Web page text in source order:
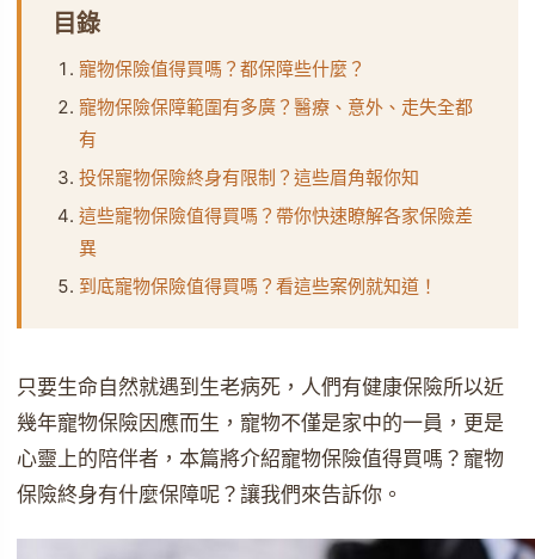
目錄
寵物保險值得買嗎？都保障些什麼？
寵物保險保障範圍有多廣？醫療、意外、走失全都
有
投保寵物保險終身有限制？這些眉角報你知
這些寵物保險值得買嗎？帶你快速瞭解各家保險差
異
到底寵物保險值得買嗎？看這些案例就知道！
只要生命自然就遇到生老病死，人們有健康保險所以近
幾年寵物保險因應而生，寵物不僅是家中的一員，更是
心靈上的陪伴者，本篇將介紹寵物保險值得買嗎？寵物
保險終身有什麼保障呢？讓我們來告訴你。